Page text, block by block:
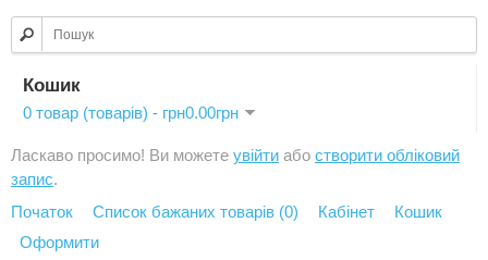
Кошик
0 товар (товарів) - грн0.00грн
Ласкаво просимо! Ви можете увійти або створити обліковий
запис.
Початок
Список бажаних товарів (0) Кабінет
Кошик
Оформити